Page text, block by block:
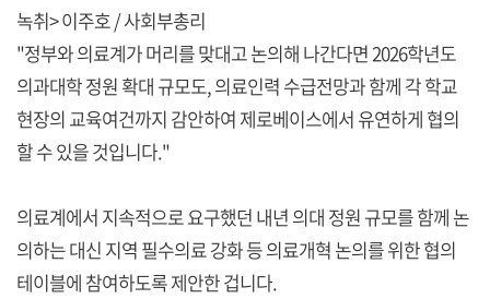
녹취> 이주호 / 사회부총리
"정부와 의료계가 머리를 맞대고 논의해 나간다면 2026학년도
의과대학 정원 확대 규모도, 의료인력 수급전망과 함께 각 학교
현장의 교육여건까지 감안하여 제로베이스에서 유연하게 협의
할 수 있을 것입니다."
의료계에서 지속적으로 요구했던 내년 의대 정원 규모를 함께 논
의하는 대신 지역 필수의료 강화 등 의료개혁 논의를 위한 협의
테이블에 참여하도록 제안한 겁니다.